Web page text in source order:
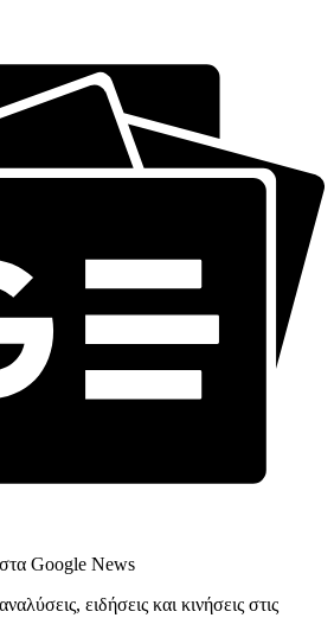
Google News
ειδήσεις και κινήσεις στις